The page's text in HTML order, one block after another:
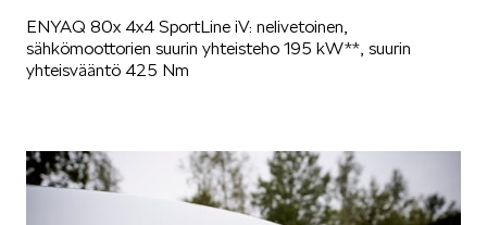
ENYAQ 80x 4x4 SportLine iV: nelivetoinen,
sähkömoottorien suurin yhteisteho 195 kW**, suurin
yhteisvääntö 425 Nm